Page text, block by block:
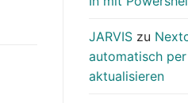
JARVIS zu
automatisch
aktualisieren